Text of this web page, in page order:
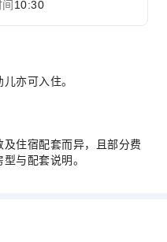
10:30
亦可入住。
住宿配套而异，且部分费
与配套说明。